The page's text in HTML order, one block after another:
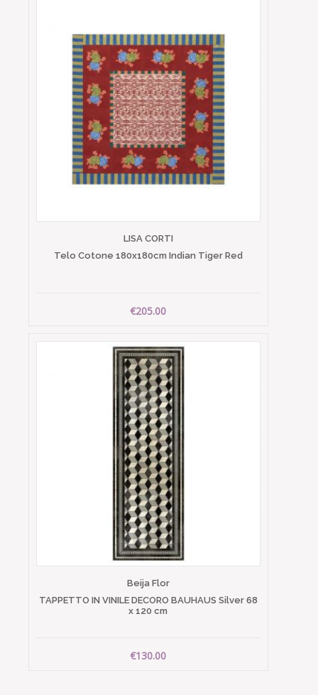
LISA CORTI
Telo Cotone 180x180cm Indian Tiger Red
€205.00
Beija Flor
TAPPETTO IN VINILE DECORO BAUHAUS Silver 68
x 120 cm
€130.00